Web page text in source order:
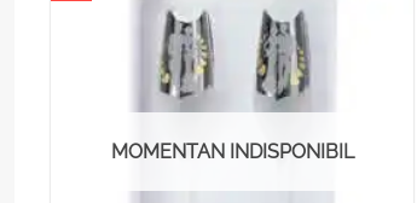
MOMENTAN INDISPONIBIL